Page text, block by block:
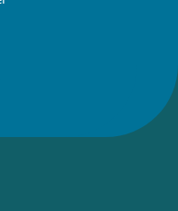
sursur